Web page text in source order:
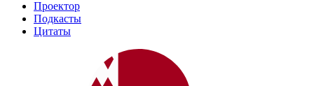
Проектор
Подкасты
Цитаты